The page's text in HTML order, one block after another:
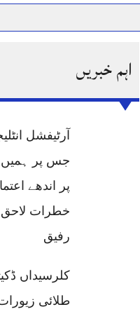
پر قربان
پریس کانفرنس
اہم خبریں
آرٹیفشل
پر اندھے
خطرات لاحق
رفیق
طلائی